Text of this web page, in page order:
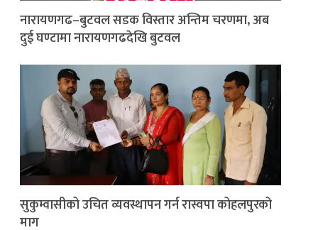
नारायणगढ–बुटवल सडक विस्तार अन्तिम चरणमा, अब
दुई घण्टामा नारायणगढदेखि बुटवल
सुकुम्वासीको उचित व्यवस्थापन गर्न रास्वपा कोहलपुरको
माग